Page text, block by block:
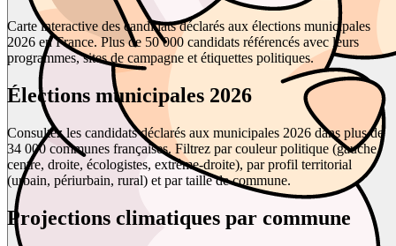
Carte interactive des candidats déclarés aux élections municipales
2026 en France. Plus de 50 000 candidats référencés avec leurs
programmes, sites de campagne et étiquettes politiques.
Élections municipales 2026
Consultez les candidats déclarés aux municipales 2026 dans plus de
34 000 communes françaises. Filtrez par couleur politique (gauche,
centre, droite, écologistes, extrême-droite), par profil territorial
(urbain, périurbain, rural) et par taille de commune.
Projections climatiques par commune